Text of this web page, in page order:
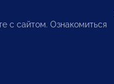
с сайтом. Ознакомиться